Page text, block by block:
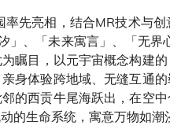
先亮相，结合MR技术与
」、「未来寓言」、「无
瞩目，以元宇宙概念构建的
身体验跨地域、无缝互通
的西贡牛尾海跃出，在空
的生命系统，寓意万物如潮